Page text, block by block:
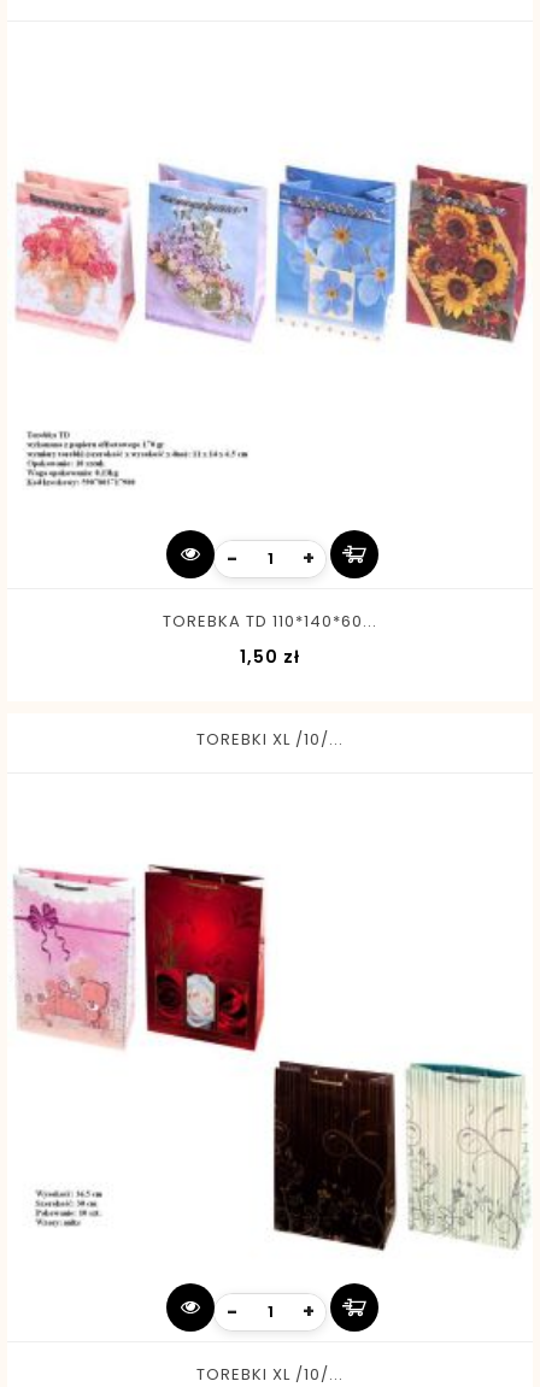
- +
TOREBKA TD 110*140*60...
1,50 złCena
TOREBKI XL /10/...
- +
TOREBKI XL /10/...